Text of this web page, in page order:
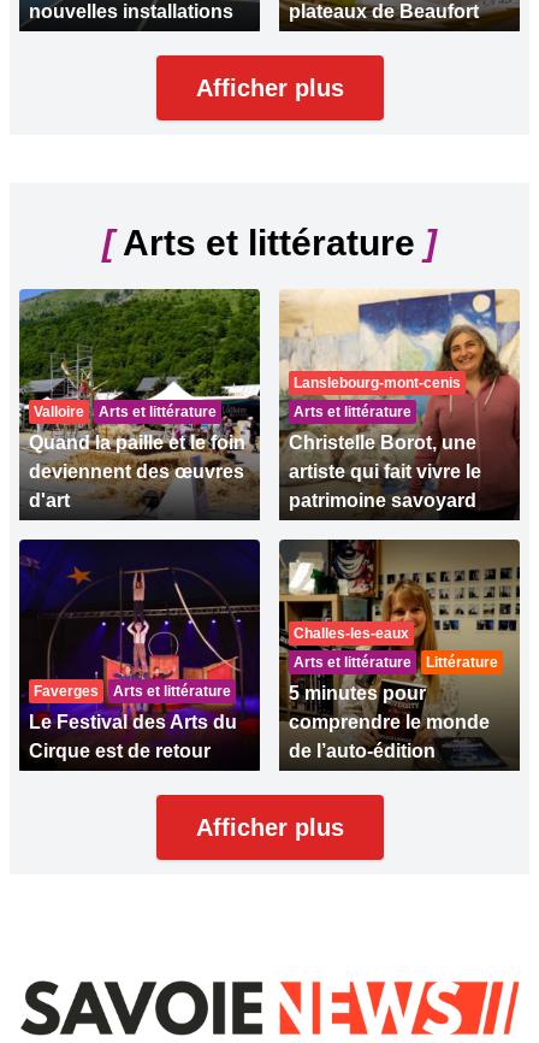
nouvelles installations
plateaux de Beaufort
Afficher plus
[Arts et littérature ]
Valloire Arts et littérature
Quand la paille et le foin
deviennent des œuvres
d'art
Lanslebourg-mont-cenis
Arts et littérature
Christelle Borot, une
artiste qui fait vivre le
patrimoine savoyard
Faverges Arts et littérature
Le Festival des Arts du
Cirque est de retour
Challes-les-eaux
Arts et littérature
Littérature
5 minutes pour
comprendre le monde
de l’auto-édition
Afficher plus